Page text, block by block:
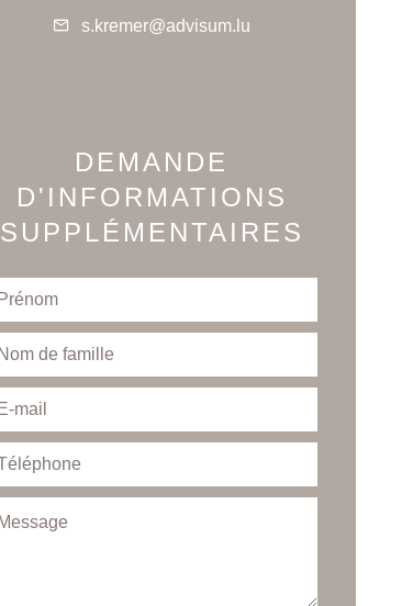
s.kremer@advisum.lu
DEMANDE
D'INFORMATIONS
SUPPLÉMENTAIRES